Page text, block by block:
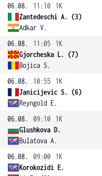
06.08.
11:10
1K
Zantedeschi A. (3)
Adkar V.
06.08.
11:05
1K
Gjorcheska L. (7)
Bojica S.
06.08.
10:55
1K
Janicijevic S. (6)
Reyngold E.
06.08.
09:10
1K
Glushkova D.
Bulatova A.
06.08.
09:00
1K
Korokozidi E.